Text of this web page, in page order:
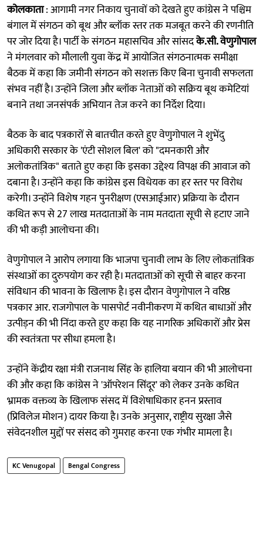
कोलकाता: आगामी नगर निकाय चुनावों को देखते हुए कांग्रेस ने पश्चिम
बंगाल में संगठन को बूथ और ब्लॉक स्तर तक मजबूत करने की रणनीति
पर जोर दिया है। पार्टी के संगठन महासचिव और सांसदके.सी. वेणुगोपाल
ने मंगलवार को मौलाली युवा केंद्र में आयोजित संगठनात्मक समीक्षा
बैठक में कहा कि जमीनी संगठन को सशक्त किए बिना चुनावी सफलता
संभव नहीं है। उन्होंने जिला और ब्लॉक नेताओं को सक्रिय बूथ कमेटियां
बनाने तथा जनसंपर्क अभियान तेज करने का निर्देश दिया।
बैठक के बाद पत्रकारों से बातचीत करते हुए वेणुगोपाल ने शुभेंदु
अधिकारी सरकार के 'एंटी सोशल बिल' को "दमनकारी और
अलोकतांत्रिक" बताते हुए कहा कि इसका उद्देश्य विपक्ष की आवाज को
दबाना है। उन्होंने कहा कि कांग्रेस इस विधेयक का हर स्तर पर विरोध
करेगी। उन्होंने विशेष गहन पुनरीक्षण (एसआईआर) प्रक्रिया के दौरान
कथित रूप से 27 लाख मतदाताओं के नाम मतदाता सूची से हटाए जाने
की भी कड़ी आलोचना की।
वेणुगोपाल ने आरोप लगाया कि भाजपा चुनावी लाभ के लिए लोकतांत्रिक
संस्थाओं का दुरुपयोग कर रही है। मतदाताओं को सूची से बाहर करना
संविधान की भावना के खिलाफ है। इस दौरान वेणुगोपाल ने वरिष्ठ
पत्रकार आर. राजगोपाल के पासपोर्ट नवीनीकरण में कथित बाधाओं और
उत्पीड़न की भी निंदा करते हुए कहा कि यह नागरिक अधिकारों और प्रेस
की स्वतंत्रता पर सीधा हमला है।
उन्होंने केंद्रीय रक्षा मंत्री राजनाथ सिंह के हालिया बयान की भी आलोचना
की और कहा कि कांग्रेस ने 'ऑपरेशन सिंदूर' को लेकर उनके कथित
भ्रामक वक्तव्य के खिलाफ संसद में विशेषाधिकार हनन प्रस्ताव
(प्रिविलेज मोशन) दायर किया है। उनके अनुसार, राष्ट्रीय सुरक्षा जैसे
संवेदनशील मुद्दों पर संसद को गुमराह करना एक गंभीर मामला है।
KC Venugopal Bengal Congress